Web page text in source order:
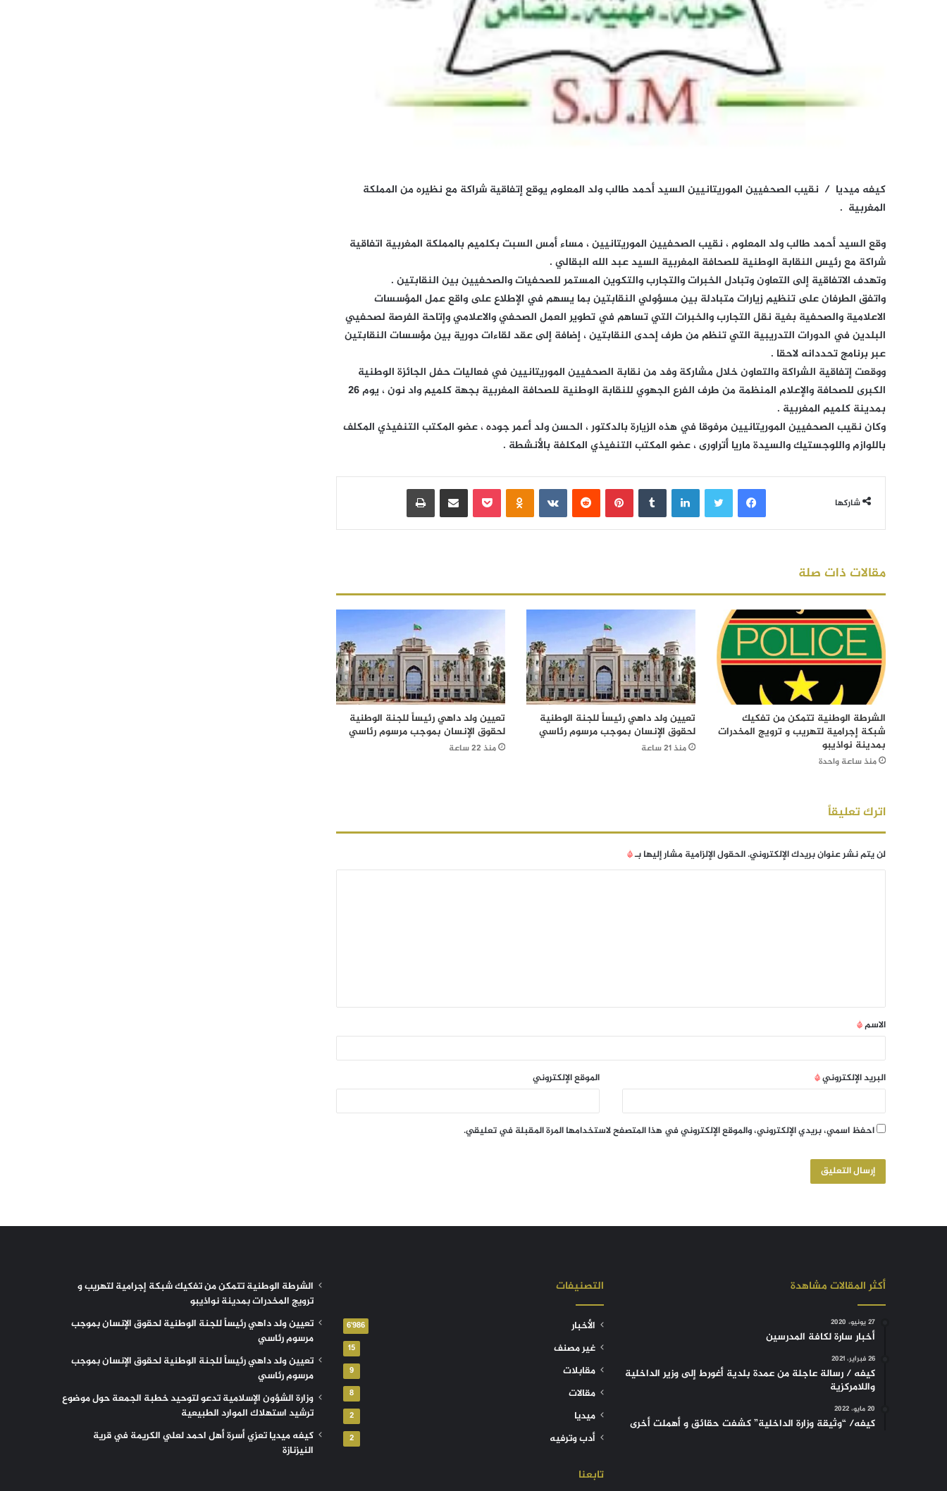
كيفه ميديا / نقيب الصحفيين الموريتانيين السيد أحمد طالب ولد المعلوم يوقع إتفاقية شراكة مع نظيره من المملكة
المغربية .
وقع السيد أحمد طالب ولد المعلوم ، نقيب الصحفيين الموريتانيين ، مساء أمس السبت بكلميم بالمملكة المغربية اتفاقية
شراكة مع رئيس النقابة الوطنية للصحافة المغربية السيد عبد الله البقالي .
وتهدف الاتفاقية إلى التعاون وتبادل الخبرات والتجارب والتكوين المستمر للصحفيات والصحفيين بين النقابتين .
واتفق الطرفان على تنظيم زيارات متبادلة بين مسؤولي النقابتين بما يسهم في الإطلاع على واقع عمل المؤسسات
الاعلامية والصحفية بغية نقل التجارب والخبرات التي تساهم في تطوير العمل الصحفي والاعلامي وإتاحة الفرصة لصحفيي
البلدين في الدورات التدريبية التي تنظم من طرف إحدى النقابتين ، إضافة إلى عقد لقاءات دورية بين مؤسسات النقابتين
عبر برنامج تحددانه لاحقا .
ووقعت إتفاقية الشراكة والتعاون خلال مشاركة وفد من نقابة الصحفيين الموريتانيين في فعاليات حفل الجائزة الوطنية
الكبرى للصحافة والإعلام المنظمة من طرف الفرع الجهوي للنقابة الوطنية للصحافة المغربية بجهة كلميم واد نون ، يوم 26
بمدينة كلميم المغربية .
وكان نقيب الصحفيين الموريتانيين مرفوقا في هذه الزيارة بالدكتور ، الحسن ولد أعمر جوده ، عضو المكتب التنفيذي المكلف
باللوازم واللوجستيك والسيدة ماريا أتراورى ، عضو المكتب التنفيذي المكلفة بالأنشطة .
شاركها
فيسبوك لينكدإن بينتيريست بوكيت مشاركة عبر البريد
مقالات ذات صلة
الشرطة الوطنية تتمكن من تفكيك
شبكة إجرامية لتهريب و ترويج المخدرات
بمدينة نواذيبو
منذ ساعة واحدة
تعيين ولد داهي رئيساً للجنة الوطنية
لحقوق الإنسان بموجب مرسوم رئاسي
منذ 21 ساعة
تعيين ولد داهي رئيساً للجنة الوطنية
لحقوق الإنسان بموجب مرسوم رئاسي
منذ 22 ساعة
اترك تعليقاً
لن يتم نشر عنوان بريدك الإلكتروني.الحقول الإلزامية مشار إليها بـ*
الاسم*
البريد الإلكتروني* الموقع الإلكتروني
احفظ اسمي، بريدي الإلكتروني، والموقع الإلكتروني في هذا المتصفح لاستخدامها المرة المقبلة في تعليقي.
أكثر المقالات مشاهدة
27 يونيو، 2020
أخبار سارة لكافة المدرسين
26 فبراير، 2021
كيفه / رسالة عاجلة من عمدة بلدية أغورط إلى وزير الداخلية
واللامركزية
20 مايو، 2022
كيفه/ “وثيقة وزارة الداخلية” كشفت حقائق و أهملت أخرى
التصنيفات
الأخبار 6٬986
غير مصنف 15
مقابلات 9
مقالات 8
ميديا 2
أدب وترفيه 2
تابعنا
الشرطة الوطنية تتمكن من تفكيك شبكة إجرامية لتهريب و
ترويج المخدرات بمدينة نواذيبو
تعيين ولد داهي رئيساً للجنة الوطنية لحقوق الإنسان بموجب
مرسوم رئاسي
تعيين ولد داهي رئيساً للجنة الوطنية لحقوق الإنسان بموجب
مرسوم رئاسي
وزارة الشؤون الإسلامية تدعو لتوحيد خطبة الجمعة حول موضوع
ترشيد استهلاك الموارد الطبيعية
كيفه ميديا تعزي أسرة أهل احمد لعلي الكريمة في قرية
النيزنازة